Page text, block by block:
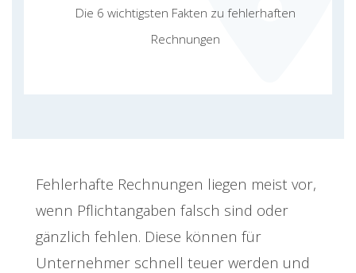
Die 6 wichtigsten Fakten zu fehlerhaften
Rechnungen
Fehlerhafte Rechnungen liegen meist vor,
wenn Pflichtangaben falsch sind oder
gänzlich fehlen. Diese können für
Unternehmer schnell teuer werden und